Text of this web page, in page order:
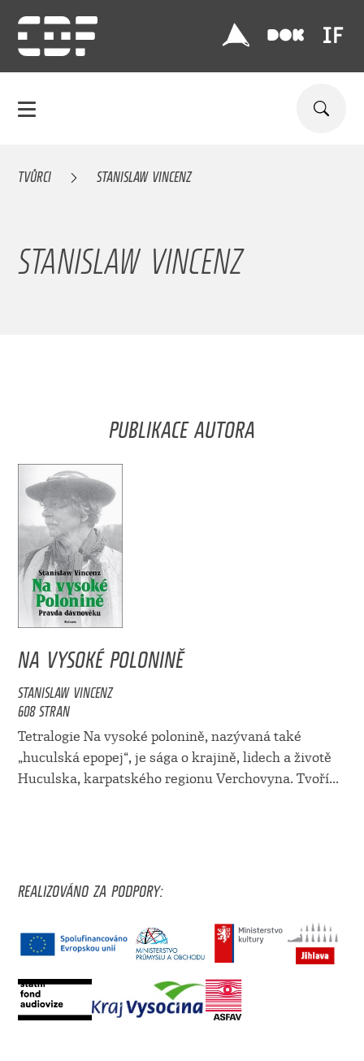
TVŮRCI STANISLAW VINCENZ
STANISLAW VINCENZ
PUBLIKACE AUTORA
NA VYSOKÉ POLONINĚ
STANISLAW VINCENZ
608 STRAN
Tetralogie Na vysoké polonině, nazývaná také
„huculská epopej“, je sága o krajině, lidech a životě
Huculska, karpatského regionu Verchovyna. Tvoří...
REALIZOVÁNO ZA PODPORY: